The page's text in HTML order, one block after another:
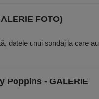
FOTO)
datele unui sondaj la care au
Poppins - GALERIE